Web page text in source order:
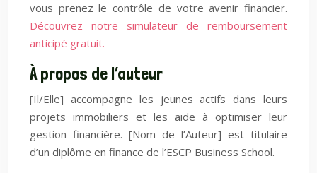
vous prenez le contrôle de votre avenir financier.
Découvrez notre simulateur de remboursement
anticipé gratuit.
À propos de l’auteur
[Il/Elle] accompagne les jeunes actifs dans leurs
projets immobiliers et les aide à optimiser leur
gestion financière. [Nom de l’Auteur] est titulaire
d’un diplôme en finance de l’ESCP Business School.